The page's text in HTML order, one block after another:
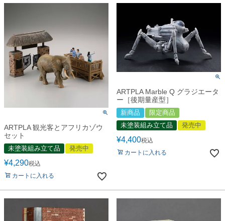
ARTPLA 観光客とアフリカゾウ
セット
未塗装組み立て品 発売中
¥4,290税込
カートに入れる
ARTPLA Marble Q グラジエータ
ー［後期量産型］
新商品
限定商品
未塗装組み立て品
発売中
¥4,400税込
カートに入れる